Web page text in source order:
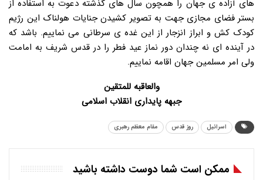
های آزاده ی جهان را همچون سال های گذشته دعوت به استفاده از
بستر فضای مجازی جهت به تصویر کشیدن جنایات هولناک این رژیم
کودک کش و ابراز انزجار از این غده ی سرطانی می نماییم. باشد که
در آینده ای نه چندان دور نماز عید فطر را در قدس شریف به امامت
ولی امر مسلمین جهان اقامه نماییم.
والعاقبه للمتقین
جبهه پایداری انقلاب اسلامی
اسرائیل روز قدس مقام معظم رهبری
ممکن است شما دوست داشته باشید